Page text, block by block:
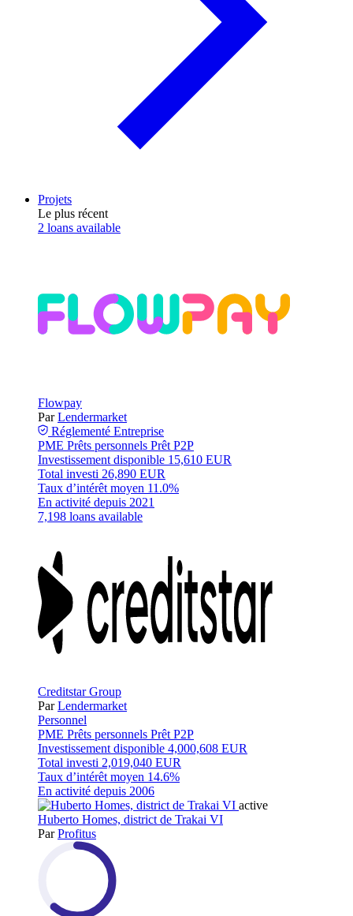
Projets
Le plus récent
2 loans available
Flowpay
ParLendermarket
Réglementé Entreprise
PME Prêts personnels Prêt P2P
Investissement disponible 15,610 EUR
Total investi 26,890 EUR
Taux d’intérêt moyen 11.0%
En activité depuis 2021
7,198 loans available
Creditstar Group
ParLendermarket
Personnel
PME Prêts personnels Prêt P2P
Investissement disponible 4,000,608 EUR
Total investi 2,019,040 EUR
Taux d’intérêt moyen 14.6%
En activité depuis 2006
active
Huberto Homes, district de Trakai VI
ParProfitus